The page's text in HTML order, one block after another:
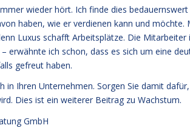
wieder hört. Ich finde dies
haben, wie er verdienen kann und möchte.
Luxus schafft Arbeitsplätze. Die Mitarbeiter
erwähnte ich schon, dass es sich um eine
gefreut haben.
in Ihren Unternehmen. Sorgen Sie damit
Dies ist ein weiterer Beitrag zu Wachstum.
GmbH